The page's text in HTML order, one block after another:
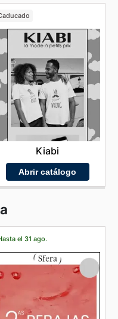
Kiabi
Abrir catálogo
el 31 ago.